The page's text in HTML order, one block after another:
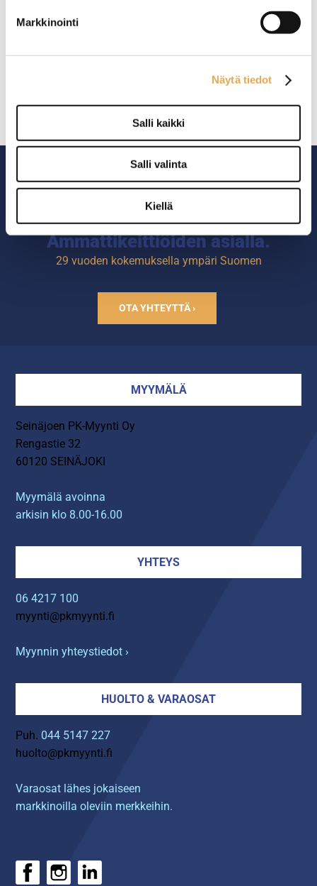
Markkinointi
Näytä tiedot
Salli kaikki
Salli valinta
Kiellä
(k) 260mm
Ammattikeittiöiden asialla.
29 vuoden kokemuksella ympäri Suomen
OTA YHTEYTTÄ ›
MYYMÄLÄ
Seinäjoen PK-Myynti Oy
Rengastie 32
60120 SEINÄJOKI
Myymälä avoinna
arkisin klo 8.00-16.00
YHTEYS
06 4217 100
myynti@pkmyynti.fi
Myynnin yhteystiedot ›
HUOLTO & VARAOSAT
Puh. 044 5147 227
huolto@pkmyynti.fi
Varaosat lähes jokaiseen
markkinoilla oleviin merkkeihin.